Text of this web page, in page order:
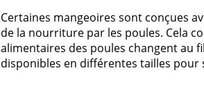
Certaines mangeoires sont conçues
de la nourriture par les poules. Cela
alimentaires des poules changent au
disponibles en différentes tailles pour